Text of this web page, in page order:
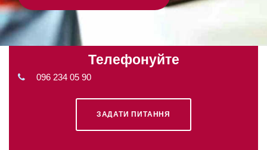
Телефонуйте
096 234 05 90
ЗАДАТИ ПИТАННЯ